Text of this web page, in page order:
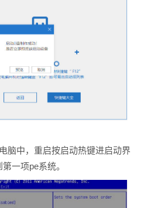
脑中，重启按启动热键进启动界
一项pe系统。